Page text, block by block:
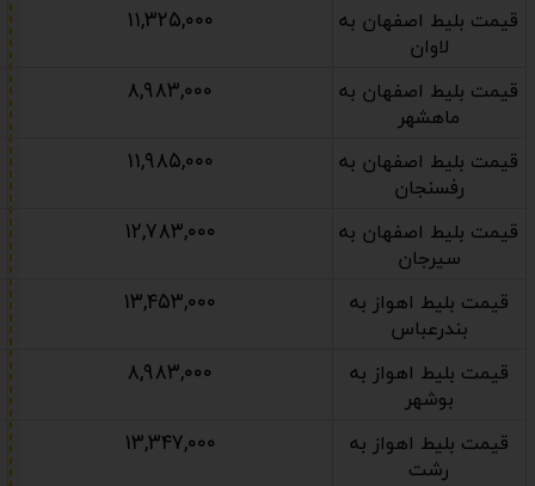
قیمت بلیط اصفهان به
لاوان
۱۱,۳۲۵,۰۰۰
قیمت بلیط اصفهان به
ماهشهر
۸,۹۸۳,۰۰۰
قیمت بلیط اصفهان به
رفسنجان
۱۱,۹۸۵,۰۰۰
قیمت بلیط اصفهان به
سیرجان
۱۲,۷۸۳,۰۰۰
قیمت بلیط اهواز به
بندرعباس
۱۳,۴۵۳,۰۰۰
قیمت بلیط اهواز به
بوشهر
۸,۹۸۳,۰۰۰
قیمت بلیط اهواز به
رشت
۱۳,۳۴۷,۰۰۰